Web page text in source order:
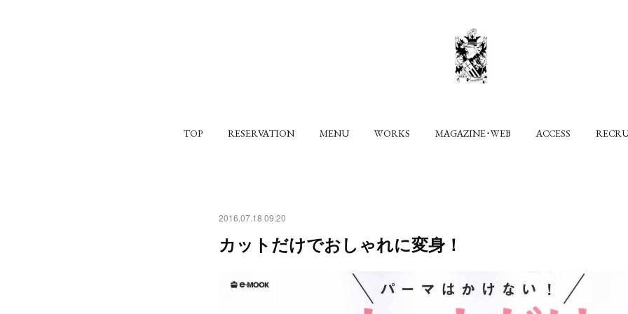
TOP RESERVATION MENU WORKS MAGAZINE･WEB ACCESS
2016.07.18 09:20
カットだけでおしゃれに変身！